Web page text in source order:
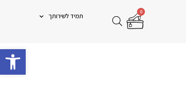
0
תמיד לשירותך